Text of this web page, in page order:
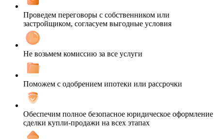
Проведем переговоры с собственником или
застройщиком, согласуем выгодные условия
Не возьмем комиссию за все услуги
Поможем с одобрением ипотеки или рассрочки
Обеспечим полное безопасное юридическое оформление
сделки купли-продажи на всех этапах